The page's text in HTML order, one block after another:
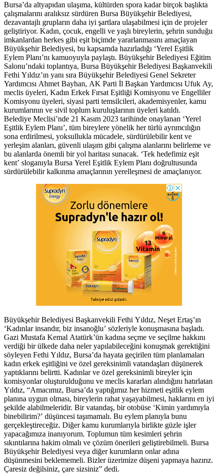
Bursa’da altyapıdan ulaşıma, kültürden spora kadar birçok başlıkta
çalışmalarını aralıksız sürdüren Bursa Büyükşehir Belediyesi,
dezavantajlı grupların daha iyi şartlara ulaşabilmesi için de projeler
geliştiriyor. Kadın, çocuk, engelli ve yaşlı bireylerin, şehrin sunduğu
imkanlardan herkes gibi eşit biçimde yararlanmasını amaçlayan
Büyükşehir Belediyesi, bu kapsamda hazırladığı ‘Yerel Eşitlik
Eylem Planı’nı kamuoyuyla paylaştı. Büyükşehir Belediyesi Eğitim
Salonu’ndaki toplantıya, Bursa Büyükşehir Belediyesi Başkanvekili
Fethi Yıldız’ın yanı sıra Büyükşehir Belediyesi Genel Sekreter
Yardımcısı Ahmet Bayhan, AK Parti İl Başkan Yardımcısı Ufuk Ay,
meclis üyeleri, Kadın Erkek Fırsat Eşitliği Komisyonu ve Engelliler
Komisyonu üyeleri, siyasi parti temsilcileri, akademisyenler, kamu
kurumlarının ve sivil toplum kuruluşlarının üyeleri katıldı.
Belediye Meclisi’nde 21 Kasım 2023 tarihinde onaylanan ‘Yerel
Eşitlik Eylem Planı’, tüm bireylere yönelik her türlü ayrımcılığın
sona erdirilmesi, yoksullukla mücadele, sürdürülebilir kent ve
yerleşim alanları, güvenli ulaşım gibi çalışma alanlarını belirleme ve
bu alanlarda önemli bir yol haritası sunacak. ‘Tek hedefimiz eşit
kent’ sloganıyla Bursa Yerel Eşitlik Eylem Planı doğrultusunda
sürdürülebilir kalkınma amaçlarının yerelleşmesi de amaçlanıyor.
Büyükşehir Belediyesi Başkanvekili Fethi Yıldız, Neşet Ertaş’ın
‘Kadınlar insandır, biz insanoğlu’ sözleriyle konuşmasına başladı.
Gazi Mustafa Kemal Atatürk’ün kadına seçme ve seçilme hakkını
verdiği bir ülkede daha neler yapılabileceğini konuşmak gerektiğini
söyleyen Fethi Yıldız, Bursa’da hayata geçirilen tüm planlamaları
kadın erkek eşitliğini ve özel gereksinimli vatandaşları düşünerek
yaptıklarını belirtti. Kadınlar ve özel gereksinimli bireyler için
komisyonlar oluşturulduğunu ve meclis kararları alındığını hatırlatan
Yıldız, “Amacımız, Bursa’da yaptığımız her hizmeti eşitlik eylem
planına uygun olması, bireylerin rahat yaşayabilmesi, haklarını en iyi
şekilde alabilmeleridir. Bir vatandaş, bir otobüse ‘Kimin yardımıyla
binebilirim?’ düşüncesi taşımamalı. Bu eylem planıyla bunu
gerçekleştireceğiz. Diğer kamu kurumlarıyla birlikte güzle işler
yapacağımıza inanıyorum. Toplumun tüm kesimleri şehrin
sıkıntılarına hakim olmalı ve çözüm önerileri geliştirebilmeli. Bursa
Büyükşehir Belediyesi veya diğer kurumların onlar adına
düşünmesini beklememeli. Bizler üzerimize düşeni yapmaya hazırız.
Çaresiz değilsiniz, çare sizsiniz” dedi.